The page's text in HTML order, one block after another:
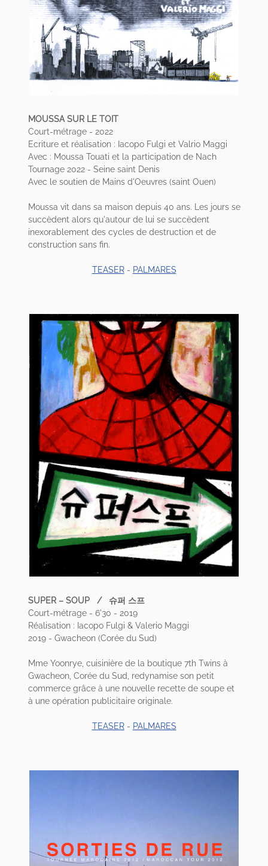
MOUSSA SUR LE TOIT
Court-métrage - 2022
Ecriture et réalisation : Iacopo Fulgi et Valrio Maggi
Avec : Moussa Touati et la participation de Nach
Tournage 2022 - Seine saint Denis
Avec le soutien de Mains d'Oeuvres (saint Ouen)
Moussa vit dans sa maison depuis 40 ans. Les jours se
succèdent alors qu'autour de lui se succèdent
inexorablement des cycles de destruction et de
construction sans fin.
TEASER- PALMARES
SUPER – SOUP / 슈퍼 스프
Court-métrage - 6'30 - 2019
Réalisation : Iacopo Fulgi & Valerio Maggi
2019 - Gwacheon (Corée du Sud)
Mme Yoonrye, cuisinière de la boutique 7th Twins à
Gwacheon, Corée du Sud, redynamise son petit
commerce grâce à une nouvelle recette de soupe et
à une opération publicitaire originale.
TEASER- PALMARES